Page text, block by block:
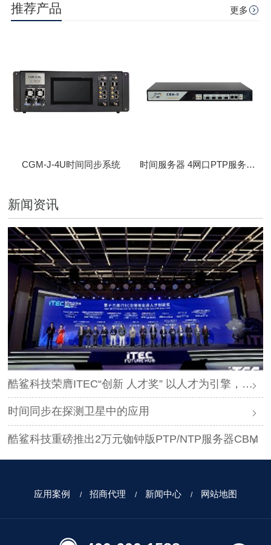
推荐产品 更多
CGM-J-4U时间同步系统 时间服务器 4网口PTP服务器 CBM-D-40
新闻资讯
酷鲨科技荣膺ITEC“创新 人才奖” 以人才为引擎，时空为基石，驱动智能未来
时间同步在探测卫星中的应用
酷鲨科技重磅推出2万元铷钟版PTP/NTP服务器CBM
应用案例 招商代理 新闻中心 网站地图